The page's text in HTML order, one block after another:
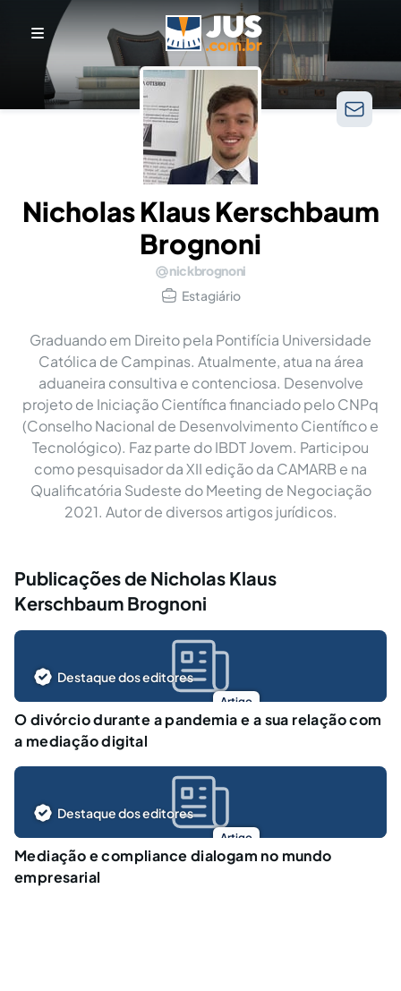
Nicholas Klaus Kerschbaum
Brognoni
nickbrognoni
Estagiário
Graduando em Direito pela Pontifícia Universidade
Católica de Campinas. Atualmente, atua na área
aduaneira consultiva e contenciosa. Desenvolve
projeto de Iniciação Científica financiado pelo CNPq
(Conselho Nacional de Desenvolvimento Científico e
Tecnológico). Faz parte do IBDT Jovem. Participou
como pesquisador da XII edição da CAMARB e na
Qualificatória Sudeste do Meeting de Negociação
2021. Autor de diversos artigos jurídicos.
Publicações de Nicholas Klaus
Kerschbaum Brognoni
Artigo
Destaque dos editores
O divórcio durante a pandemia e a sua relação com
a mediação digital
Artigo
Destaque dos editores
Mediação e compliance dialogam no mundo
empresarial